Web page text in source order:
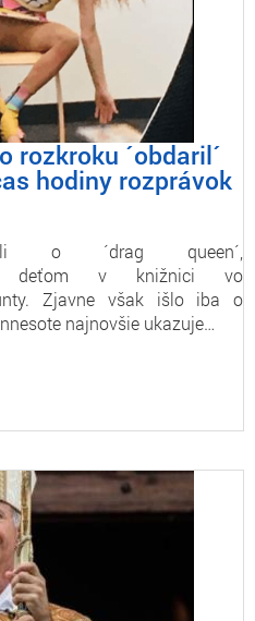
rozkroku ´obdaril´
hodiny rozprávok
o ´drag queen´,
deťom v knižnici vo
Zjavne však išlo iba o
najnovšie ukazuje…